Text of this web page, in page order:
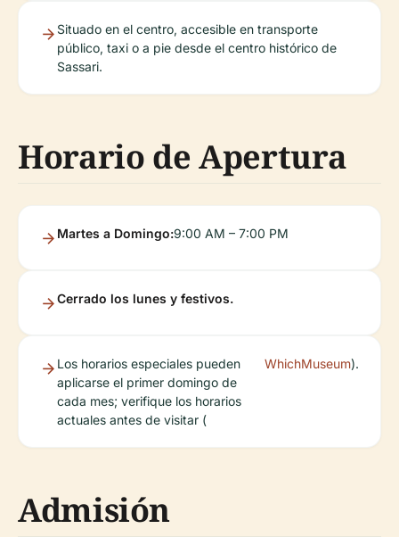
Situado en el centro, accesible en transporte
público, taxi o a pie desde el centro histórico de
Sassari.
Horario de Apertura
Martes a Domingo:9:00 AM – 7:00 PM
Cerrado los lunes y festivos.
Los horarios especiales pueden
aplicarse el primer domingo de
cada mes; verifique los horarios
actuales antes de visitar (
WhichMuseum).
Admisión